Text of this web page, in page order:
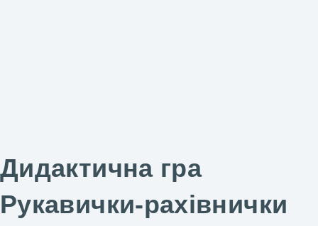
Дидактична гра
Рукавички-рахівнички